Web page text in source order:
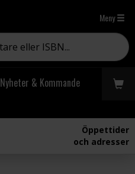
Meny
Nyheter & Kommande
Öppettider
och adresser